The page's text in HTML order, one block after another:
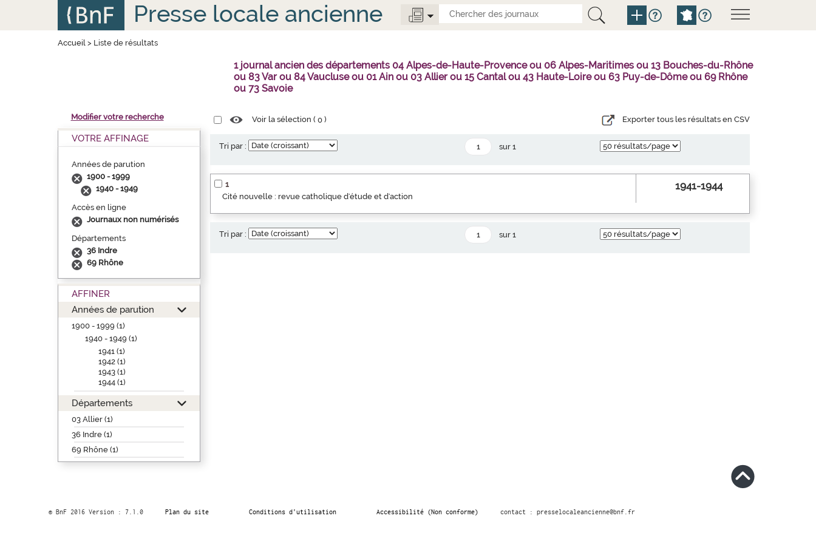
Presse locale ancienne
Accueil> Liste de résultats
1 journal ancien des départements 04 Alpes-de-Haute-Provence ou 06 Alpes-Maritimes ou 13 Bouches-du-Rhône
ou 83 Var ou 84 Vaucluse ou 01 Ain ou 03 Allier ou 15 Cantal ou 43 Haute-Loire ou 63 Puy-de-Dôme ou 69 Rhône
ou 73 Savoie
Modifier votre recherche
VOTRE AFFINAGE
Années de parution
1900 - 1999
1940 - 1949
Accès en ligne
Journaux non numérisés
Départements
36 Indre
69 Rhône
AFFINER
Années de parution
1900 - 1999 (1)
1940 - 1949 (1)
1941 (1)
1942 (1)
1943 (1)
1944 (1)
Départements
03 Allier (1)
36 Indre (1)
69 Rhône (1)
Voir la sélection (0 ) Exporter tous les résultats en CSV
Tri par : sur 1
1
Cité nouvelle : revue catholique d'étude et d'action
1941-1944
Tri par : sur 1
© BnF 2016 Version : 7.1.0 Plan du site Conditions d’utilisation Accessibilité (Non conforme) contact : presselocaleancienne@bnf.fr
Panneau de gestion des cookies